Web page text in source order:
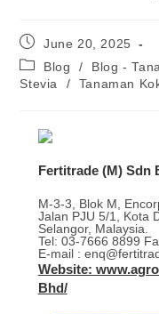
June 20, 2025
Blog
/ Blog -
Stevia
/ Tanaman
Fertitrade (M) Sdn
M-3-3, Blok M,
Jalan PJU 5/1, Kota
Selangor, Malaysia.
Tel: 03-7666 8899
E-mail :
Website:
Bhd/